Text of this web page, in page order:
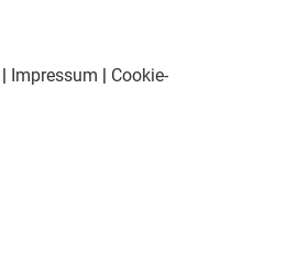
| Impressum | Cookie-